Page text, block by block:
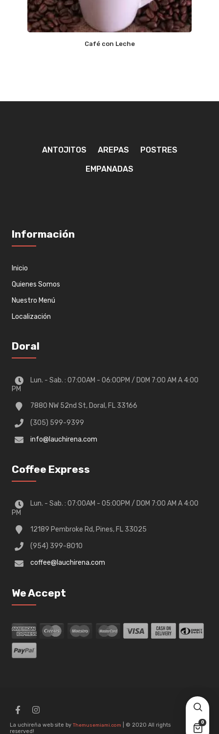
0
Café con Leche
ANTOJITOS AREPAS POSTRES
EMPANADAS
Información
Inicio
Quienes Somos
Nuestro Menú
Localización
Doral
Lun. - Sab. : 07:00AM - 06:00PM / DOM 7:00 AM A 4:00
PM
7880 NW 52nd St, Doral, FL 33166
(305) 599-9399
info@lauchirena.com
Coffee Express
Lun. - Sab. : 07:00AM - 05:00PM / DOM 7:00 AM A 4:00
PM
12189 Pembroke Rd, Pines, FL 33025
(954) 399-8010
coffee@lauchirena.com
We Accept
La uchireña web site by Themusemiami.com
| © 2020 All rights
reserved!